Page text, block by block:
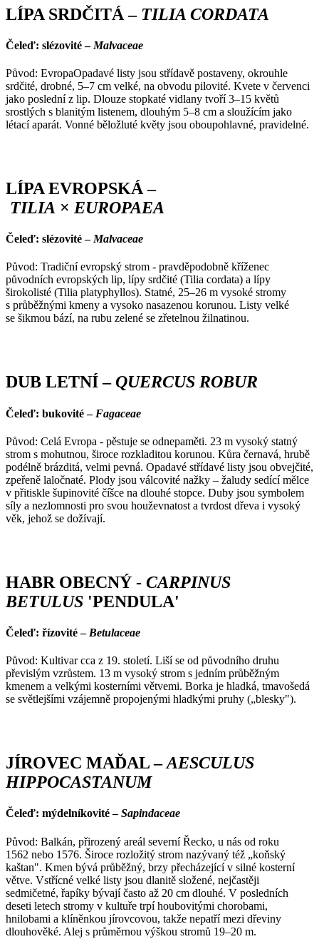
LÍPA SRDČITÁ – TILIA CORDATA
Čeleď: slézovité – Malvaceae
Původ: EvropaOpadavé listy jsou střídavě postaveny, okrouhle
srdčité, drobné, 5–7 cm velké, na obvodu pilovité. Kvete v červenci
jako poslední z lip. Dlouze stopkaté vidlany tvoří 3–15 květů
srostlých s blanitým listenem, dlouhým 5–8 cm a sloužícím jako
létací aparát. Vonné běložluté květy jsou oboupohlavné, pravidelné.
LÍPA EVROPSKÁ –
TILIA × EUROPAEA
Čeleď: slézovité – Malvaceae
Původ: Tradiční evropský strom - pravděpodobně kříženec
původních evropských lip, lípy srdčité (Tilia cordata) a lípy
širokolisté (Tilia platyphyllos). Statné, 25–26 m vysoké stromy
s průběžnými kmeny a vysoko nasazenou korunou. Listy velké
se šikmou bází, na rubu zelené se zřetelnou žilnatinou.
DUB LETNÍ –QUERCUS ROBUR
Čeleď: bukovité – Fagaceae
Původ: Celá Evropa - pěstuje se odnepaměti. 23 m vysoký statný
strom s mohutnou, široce rozkladitou korunou. Kůra černavá, hrubě
podélně brázditá, velmi pevná. Opadavé střídavé listy jsou obvejčité,
zpeřeně laločnaté. Plody jsou válcovité nažky – žaludy sedící mělce
v přitiskle šupinovité číšce na dlouhé stopce. Duby jsou symbolem
síly a nezlomnosti pro svou houževnatost a tvrdost dřeva i vysoký
věk, jehož se dožívají.
HABR OBECNÝ - CARPINUS
BETULUS 'PENDULA'
Čeleď: řízovité – Betulaceae
Původ: Kultivar cca z 19. století. Liší se od původního druhu
převislým vzrůstem. 13 m vysoký strom s jedním průběžným
kmenem a velkými kosterními větvemi. Borka je hladká, tmavošedá
se světlejšími vzájemně propojenými hladkými pruhy („blesky").
JÍROVEC MAĎAL –AESCULUS
HIPPOCASTANUM
Čeleď: mýdelníkovité –Sapindaceae
Původ: Balkán, přirozený areál severní Řecko, u nás od roku
1562 nebo 1576. Široce rozložitý strom nazývaný též „koňský
kaštan". Kmen bývá průběžný, brzy přecházející v silné kosterní
větve. Vstřícné velké listy jsou dlanitě složené, nejčastěji
sedmičetné, řapíky bývají často až 20 cm dlouhé. V posledních
deseti letech stromy v kultuře trpí houbovitými chorobami,
hnilobami a klíněnkou jírovcovou, takže nepatří mezi dřeviny
dlouhověké. Alej s průměrnou výškou stromů 19–20 m.